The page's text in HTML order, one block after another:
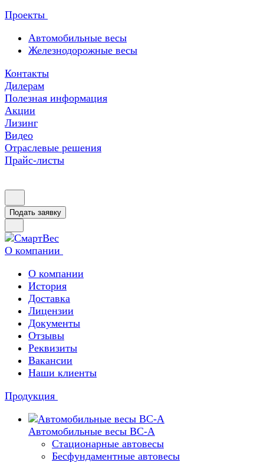
Проекты
Автомобильные весы
Железнодорожные весы
Контакты
Дилерам
Полезная информация
Акции
Лизинг
Видео
Отраслевые решения
Прайс-листы
Подать заявку
О компании
О компании
История
Доставка
Лицензии
Документы
Отзывы
Реквизиты
Вакансии
Наши клиенты
Продукция
Автомобильные весы ВС-А
Стационарные автовесы
Бесфундаментные автовесы